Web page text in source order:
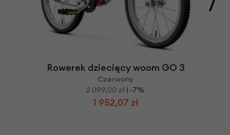
Rowerek dziecięcy woom GO 3
Czerwony
2 099,00 zł | -7%
1 952,07 zł